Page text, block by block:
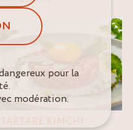
pour la
modération.